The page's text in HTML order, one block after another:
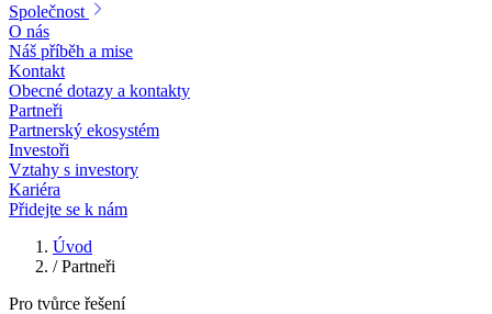
Společnost
O nás
Náš příběh a mise
Kontakt
Obecné dotazy a kontakty
Partneři
Partnerský ekosystém
Investoři
Vztahy s investory
Kariéra
Přidejte se k nám
Úvod
/ Partneři
Pro tvůrce řešení